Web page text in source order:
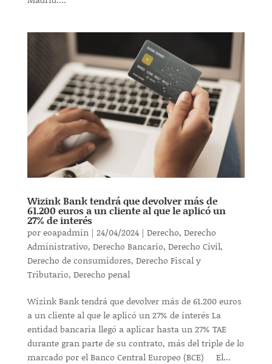
Wizink Bank tendrá que devolver más de
61.200 euros a un cliente al que le aplicó un
27% de interés
poreoapadmin| 24/04/2024| Derecho, Derecho
Administrativo, Derecho Bancario, Derecho Civil,
Derecho de consumidores, Derecho Fiscal y
Tributario, Derecho penal
Wizink Bank tendrá que devolver más de 61.200 euros
a un cliente al que le aplicó un 27% de interés La
entidad bancaria llegó a aplicar hasta un 27% TAE
durante gran parte de su contrato, más del triple de lo
marcado por el Banco Central Europeo (BCE) El...